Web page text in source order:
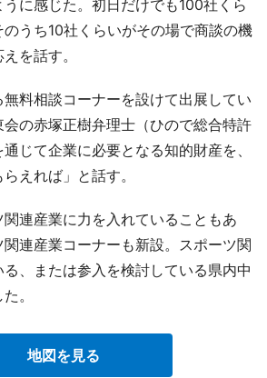
に感じた。初日だけでも100社くら
うち10社くらいがその場で商談の機
を話す。
料相談コーナーを設けて出展してい
の赤塚正樹弁理士（ひので総合特許
じて企業に必要となる知的財産を、
えれば」と話す。
連産業に力を入れていることもあ
関連産業コーナーも新設。スポーツ関
、または参入を検討している県内中
。
地図を見る